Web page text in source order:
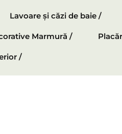
Lavoare și căzi de baie /
Marmură /
/